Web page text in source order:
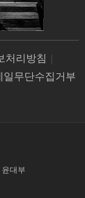
처리방침
일무단수집거부
윤대부